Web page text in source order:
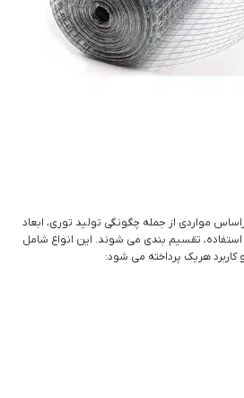
مواردی از جمله چگونگی تولید توری، ابعاد
تقسیم بندی می‌ شوند. این انواع شامل
کاربرد هریک پرداخته می‌ شود: